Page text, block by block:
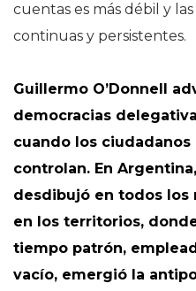
cuentas es más débil y
continuas y persistentes.
Guillermo O’Donnell
democracias
cuando los
controlan. En
desdibujó en todos los
en los territorios,
tiempo patrón,
vacío, emergió la